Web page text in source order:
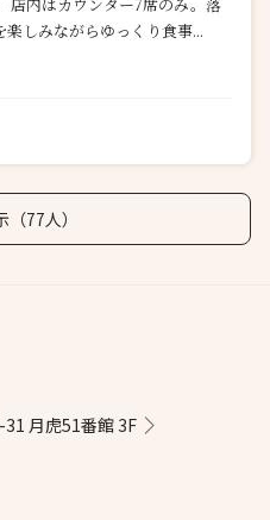
しみながらゆっくり食事...
77人）
月虎51番館 3F